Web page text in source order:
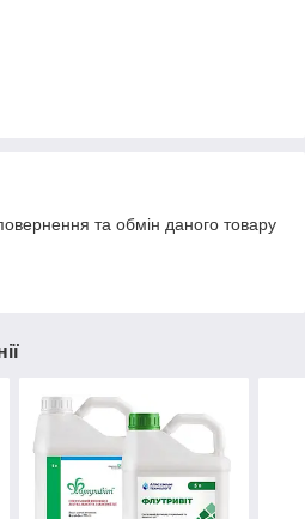
та обмін даного товару